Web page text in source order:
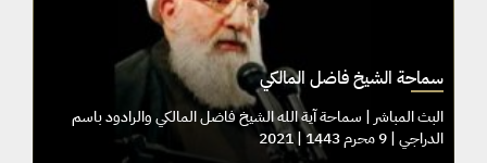
سماحة الشيخ فاضل المالكي
البث المباشر | سماحة آية الله الشيخ فاضل المالكي والرادود باسم
الدراجي | 9 محرم 1443 | 2021